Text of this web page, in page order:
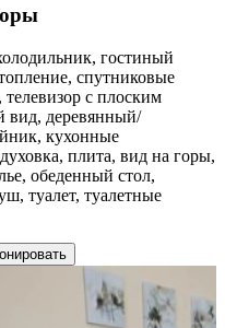
гостиный
спутниковые
с плоским
вид, деревянный/
кухонные
плита, вид на горы,
обеденный стол,
туалет, туалетные